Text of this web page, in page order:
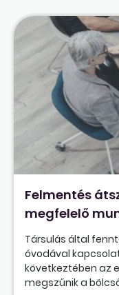
Felmentés
megfelelő
Társulás által
óvodával
következtében az
megszűnik a